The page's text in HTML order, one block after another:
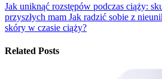
Jak uniknąć rozstępów podczas ciąży:
przyszłych mam Jak radzić sobie z
skóry w czasie ciąży?
Related Posts